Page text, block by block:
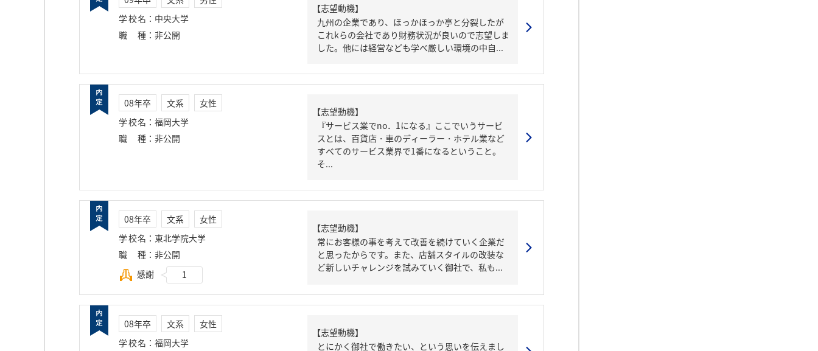
学校名 ： 中央大学
職種 ： 非公開
【志望動機】
九州の企業であり、ほっかほっか亭と分裂したが
これkらの会社であり財務状況が良いので志望しま
した。他には経営なども学べ厳しい環境の中自...
08年卒 文系
女性
学校名 ： 福岡大学
職種 ： 非公開
【志望動機】
『サービス業でno．1になる』ここでいうサービ
スとは、百貨店・車のディーラー・ホテル業など
すべてのサービス業界で1番になるということ。
そ...
08年卒 文系
女性
学校名 ： 東北学院大学
職種 ： 非公開
感謝
1
【志望動機】
常にお客様の事を考えて改善を続けていく企業だ
と思ったからです。また、店舗スタイルの改装な
ど新しいチャレンジを試みていく御社で、私も...
08年卒 文系
女性
学校名 ： 福岡大学
【志望動機】
とにかく御社で働きたい、という思いを伝えまし